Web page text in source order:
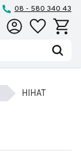
08 - 580 340 43
Favoriter
HIHAT